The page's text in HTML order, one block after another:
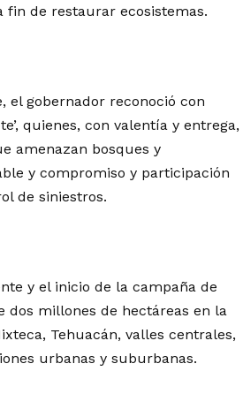
de restaurar ecosistemas.
el gobernador reconoció con
quienes, con valentía y entrega,
amenazan bosques y
y compromiso y participación
de siniestros.
y el inicio de la campaña de
dos millones de hectáreas en la
Tehuacán, valles centrales,
urbanas y suburbanas.